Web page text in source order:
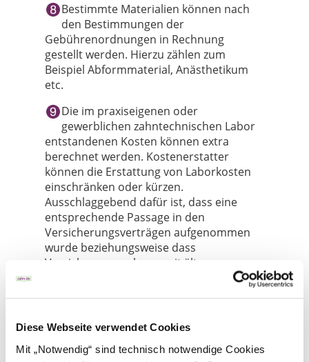
Diese Webseite verwendet Cookies
Mit „Notwendig“ sind technisch notwendige Cookies
Bestimmte Materialien können nach
den Bestimmungen der
Gebührenordnungen in Rechnung
gestellt werden. Hierzu zählen zum
Beispiel Abformmaterial, Anästhetikum
etc.
Die im praxiseigenen oder
gewerblichen zahntechnischen Labor
entstandenen Kosten können extra
berechnet werden. Kostenerstatter
können die Erstattung von Laborkosten
einschränken oder kürzen.
Ausschlaggebend dafür ist, dass eine
entsprechende Passage in den
Versicherungsverträgen aufgenommen
wurde beziehungsweise dass
Versicherungsnehmer mit älteren
Verträgen über die Tarifänderungen
informiert wurden. Das Labor muss sich
Versicherung orientieren. Wenn
tariflicher Einschränkungen